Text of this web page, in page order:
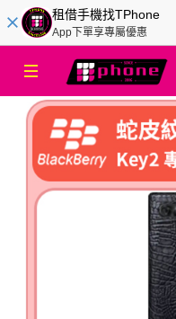
租借手機找TPhone
App下單享專屬優惠